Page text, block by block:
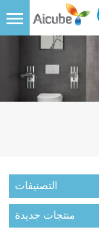
التصنيفات
منتجات جديدة